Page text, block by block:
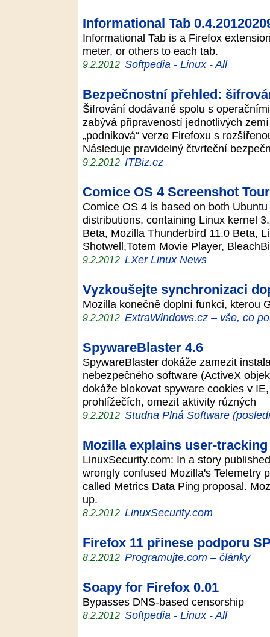
Informational Tab
Informational Tab is a Firefox
meter, or others to each tab.
9.2.2012 Softpedia - Linux - All
Bezpečnostní přehled:
Šifrování dodávané spolu s
zabývá připraveností jednotlivých
„podniková“ verze Firefoxu s
Následuje pravidelný čtvrteční
9.2.2012 ITBiz.cz
Comice OS 4 Screenshot Tour
Comice OS 4 is based on both
distributions, containing Linux kernel
Beta, Mozilla Thunderbird 11.0 Beta,
Shotwell,Totem Movie Player,
9.2.2012 LXer Linux News
Vyzkoušejte synchronizaci
Mozilla konečně doplní funkci, kterou
9.2.2012 ExtraWindows.cz – vše, co
SpywareBlaster 4.6
SpywareBlaster dokáže zamezit
nebezpečného software (ActiveX
dokáže blokovat spyware cookies v
prohlížečích, omezit aktivity různých
9.2.2012 Studna Plná Software
Mozilla explains user-
LinuxSecurity.com: In a story
wrongly confused Mozilla's Telemetry
called Metrics Data Ping proposal.
up.
8.2.2012 LinuxSecurity.com
Firefox 11 přinese podporu
8.2.2012 Programujte.com – články
Soapy for Firefox 0.01
Bypasses DNS-based censorship
8.2.2012 Softpedia - Linux - All